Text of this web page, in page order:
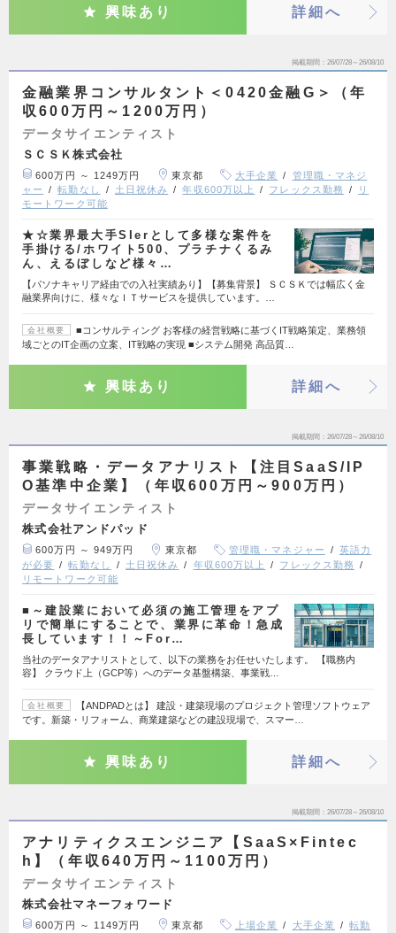
興味あり 詳細へ
掲載期間 26/07/28～26/08/10
金融業界コンサルタント＜0420金融G＞（年
収600万円～1200万円）
データサイエンティスト
ＳＣＳＫ株式会社
600万円 ～ 1249万円 東京都 大手企業
管理職・マネジ
ャー
転勤なし 土日祝休み 年収600万以上 フレックス勤務
リ
モートワーク可能
★☆業界最大手SIerとして多様な案件を
手掛ける/ホワイト500、プラチナくるみ
ん、えるぼしなど様々…
【パソナキャリア経由での入社実績あり】【募集背景】 ＳＣＳＫでは幅広く金
融業界向けに、様々なＩＴサービスを提供しています。…
会社概要
■コンサルティング お客様の経営戦略に基づくIT戦略策定、業務領
域ごとのIT企画の立案、IT戦略の実現 ■システム開発 高品質…
興味あり 詳細へ
掲載期間 26/07/28～26/08/10
事業戦略・データアナリスト【注目SaaS/IP
O基準中企業】（年収600万円～900万円）
データサイエンティスト
株式会社アンドパッド
600万円 ～ 949万円 東京都 管理職・マネジャー
英語力
が必要
転勤なし 土日祝休み 年収600万以上
フレックス勤務
リモートワーク可能
■～建設業において必須の施工管理をアプ
リで簡単にすることで、業界に革命！急成
長しています！！～For…
当社のデータアナリストとして、以下の業務をお任せいたします。 【職務内
容】 クラウド上（GCP等）へのデータ基盤構築、事業戦…
会社概要
【ANDPADとは】 建設・建築現場のプロジェクト管理ソフトウェア
です。新築・リフォーム、商業建築などの建設現場で、スマー…
興味あり 詳細へ
掲載期間 26/07/28～26/08/10
アナリティクスエンジニア【SaaS×Fintec
h】（年収640万円～1100万円）
データサイエンティスト
株式会社マネーフォワード
600万円 ～ 1149万円 東京都 上場企業 大手企業
転勤